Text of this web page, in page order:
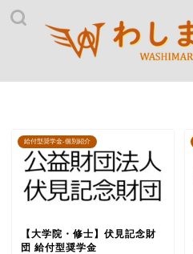
給付型奨学金-個別紹介
【大学院・修士】伏見記念財
団 給付型奨学金